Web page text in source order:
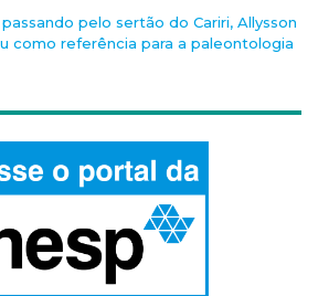
passando pelo sertão do Cariri, Allysson
como referência para a paleontologia